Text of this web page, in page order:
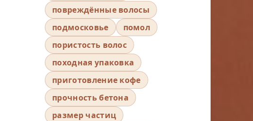
повреждённые волосы
подмосковье
помол
пористость волос
походная упаковка
приготовление кофе
прочность бетона
размер частиц